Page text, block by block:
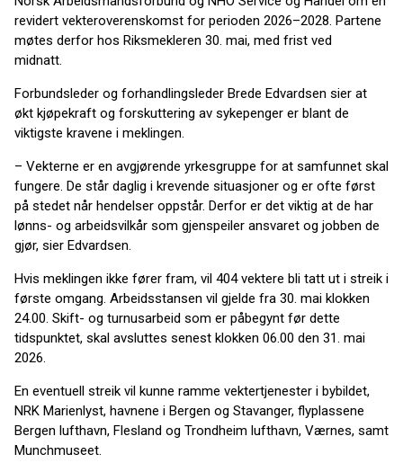
revidert vekteroverenskomst for perioden 2026–2028. Partene
møtes derfor hos Riksmekleren 30. mai, med frist ved
midnatt.
Forbundsleder og forhandlingsleder Brede Edvardsen sier at
økt kjøpekraft og forskuttering av sykepenger er blant de
viktigste kravene i meklingen.
– Vekterne er en avgjørende yrkesgruppe for at samfunnet skal
fungere. De står daglig i krevende situasjoner og er ofte først
på stedet når hendelser oppstår. Derfor er det viktig at de har
lønns- og arbeidsvilkår som gjenspeiler ansvaret og jobben de
gjør, sier Edvardsen.
Hvis meklingen ikke fører fram, vil 404 vektere bli tatt ut i streik i
første omgang. Arbeidsstansen vil gjelde fra 30. mai klokken
24.00. Skift- og turnusarbeid som er påbegynt før dette
tidspunktet, skal avsluttes senest klokken 06.00 den 31. mai
2026.
En eventuell streik vil kunne ramme vektertjenester i bybildet,
NRK Marienlyst, havnene i Bergen og Stavanger, flyplassene
Bergen lufthavn, Flesland og Trondheim lufthavn, Værnes, samt
Munchmuseet.